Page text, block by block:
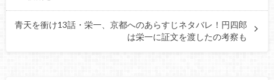
青天を衝け13話・栄一、京都へのあらすじネタバレ！円四郎
は栄一に証文を渡したの考察も